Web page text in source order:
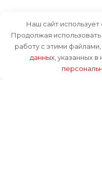
+7 (812) 643-28-73
Наш сайт
Продолжая
работу с этими
данных, указанных в